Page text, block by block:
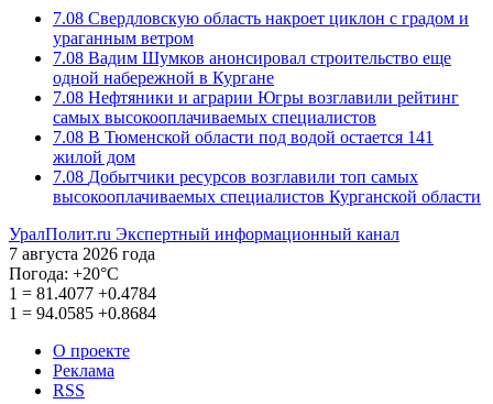
7.08 Свердловскую область накроет циклон с градом и
ураганным ветром
7.08 Вадим Шумков анонсировал строительство еще
одной набережной в Кургане
7.08 Нефтяники и аграрии Югры возглавили рейтинг
самых высокооплачиваемых специалистов
7.08 В Тюменской области под водой остается 141
жилой дом
7.08 Добытчики ресурсов возглавили топ самых
высокооплачиваемых специалистов Курганской области
УралПолит.ru Экспертный информационный канал
7 августа 2026 года
Погода: +20°С
1 = 81.4077 +0.4784
1 = 94.0585 +0.8684
О проекте
Реклама
RSS